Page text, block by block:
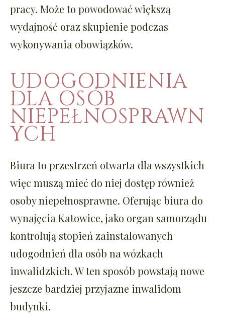
pracy. Może to powodować większą
wydajność oraz skupienie podczas
wykonywania obowiązków.
UDOGODNIENIA
DLA OSÓB
NIEPEŁNOSPRAWN
YCH
Biura to przestrzeń otwarta dla wszystkich
więc muszą mieć do niej dostęp również
osoby niepełnosprawne. Oferując biura do
wynajęcia Katowice, jako organ samorządu
kontrolują stopień zainstalowanych
udogodnień dla osób na wózkach
inwalidzkich. W ten sposób powstają nowe
jeszcze bardziej przyjazne inwalidom
budynki.